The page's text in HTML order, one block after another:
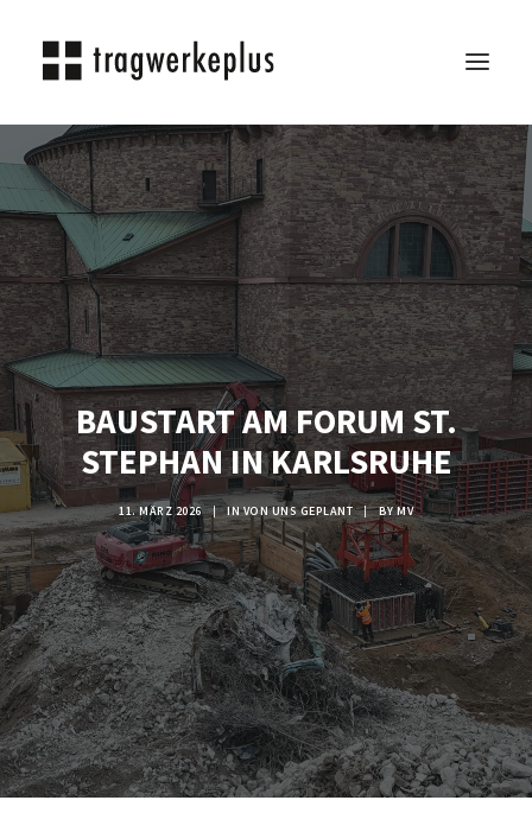
TRAGWERKEPLUS
BLOG
REFERENZEN
ÜBER UNS
KARRIERE
KONTAKT
SEARCH
BAUSTART AM FORUM ST.
STEPHAN IN KARLSRUHE
11. MÄRZ 2026 | INVON UNS GEPLANT | BYMV